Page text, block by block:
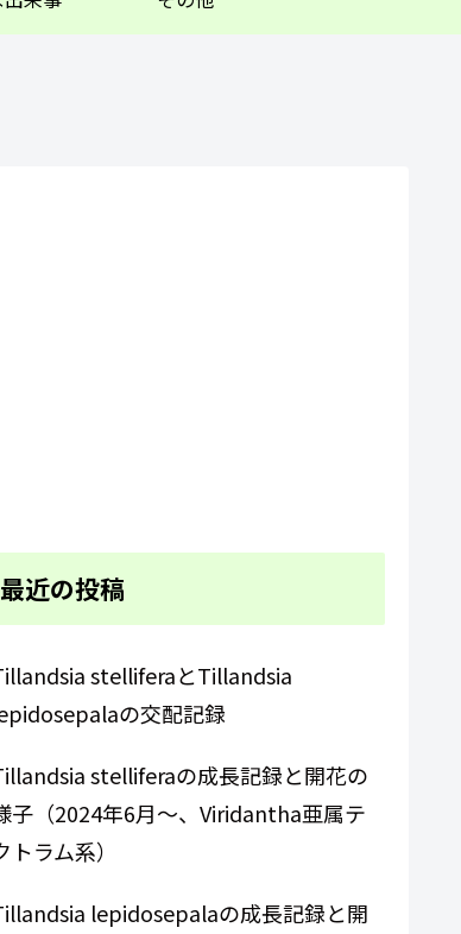
最近の投稿
stelliferaとTillandsia
の交配記録
stelliferaの成長記録と開花の
子（2024年6月～、Viridantha亜属テ
トラム系）
lepidosepalaの成長記録と開